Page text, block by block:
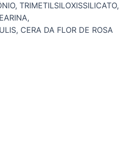
TRIMETILSILOXISSILICATO,
CERA DA FLOR DE ROSA